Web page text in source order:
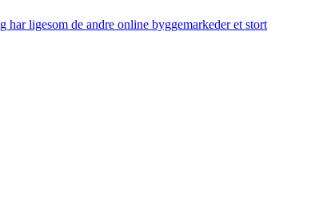
ligesom de andre online byggemarkeder et stort